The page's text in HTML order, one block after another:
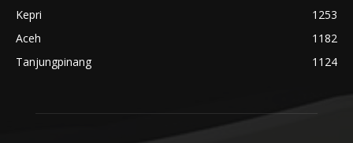
Kepri
1253
Aceh
1182
Tanjungpinang
1124